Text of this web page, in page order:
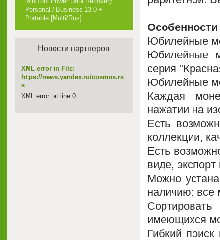
Юбилейные
Юбилейные
серия
Юбилейные
Каждая
нажатии на
Есть
коллекции,
Есть
виде, экспорт
Можно
наличию: все
имеющихся
Гибкий
Personal / Business 13.0 +
Portable [Multi/Rus]
Новости партнеров
XML error in File:
https://news.yandex.ru/cosmos.rs
s
XML error: at line 0